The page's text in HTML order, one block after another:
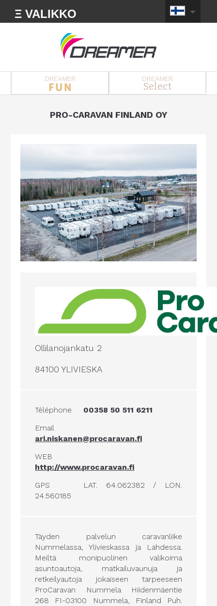
Ξ VALIKKO
DREAMER DREAMER
Select
PRO-CARAVAN FINLAND OY
Ollilanojankatu 2
84100 YLIVIESKA
Téléphone
00358 50 511 6211
Email
ari.niskanen@procaravan.fi
WEB
http://www.procaravan.fi
GPS
LAT. 64.062382 / LON.
24.560185
Täyden palvelun caravanliike
Nummelassa, Ylivieskassa ja Lahdessa.
Meiltä monipuolinen valikoima
asuntoautoja, matkailuvaunuja ja
retkeilyautoja jokaiseen tarpeeseen
ProCaravan Nummela Hiidenmäentie
268 FI-03100 Nummela, Finland Puh.